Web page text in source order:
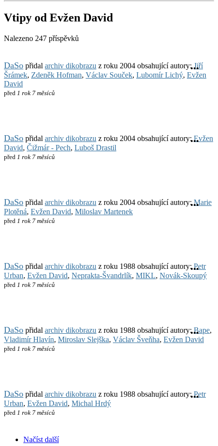
Vtipy od Evžen David
Nalezeno 247 příspěvků
DaSo přidal archiv dikobrazu z roku 2004 obsahující autory:Jiří
Šrámek, Zdeněk Hofman, Václav Souček, Lubomír Lichý, Evžen
David
před 1 rok 7 měsíců
DaSo přidal archiv dikobrazu z roku 2004 obsahující autory:Evžen
David, Čižmár - Pech, Luboš Drastil
před 1 rok 7 měsíců
DaSo přidal archiv dikobrazu z roku 2004 obsahující autory:Marie
Plotěná, Evžen David, Miloslav Martenek
před 1 rok 7 měsíců
DaSo přidal archiv dikobrazu z roku 1988 obsahující autory:Petr
Urban, Evžen David, Neprakta-Švandrlík, MIKL, Novák-Skoupý
před 1 rok 7 měsíců
DaSo přidal archiv dikobrazu z roku 1988 obsahující autory:Bape,
Vladimír Hlavín, Miroslav Slejška, Václav Šveňha, Evžen David
před 1 rok 7 měsíců
DaSo přidal archiv dikobrazu z roku 1988 obsahující autory:Petr
Urban, Evžen David, Michal Hrdý
před 1 rok 7 měsíců
Načíst další